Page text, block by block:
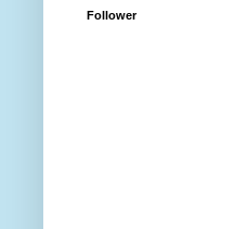
Follower